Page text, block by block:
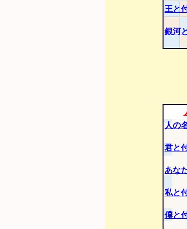
王と
銀河
人の
君と
あな
私と
僕と